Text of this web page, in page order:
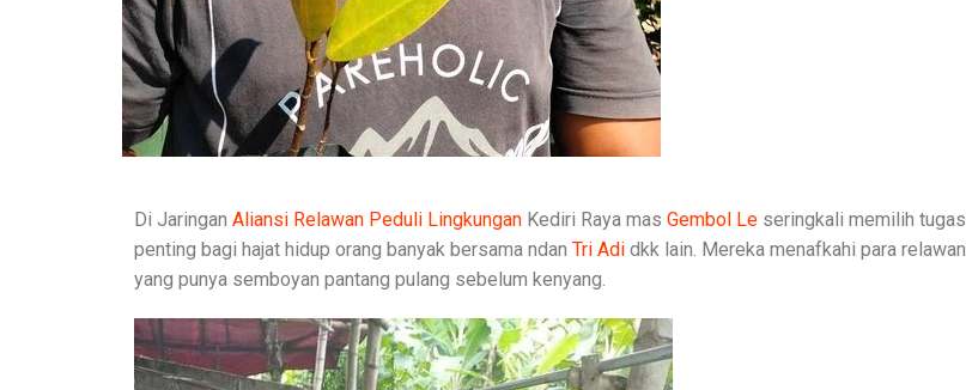
Di Jaringan Aliansi Relawan Peduli Lingkungan Kediri Raya mas Gembol Le seringkali memilih tugas
penting bagi hajat hidup orang banyak bersama ndan Tri Adi dkk lain. Mereka menafkahi para relawan
yang punya semboyan pantang pulang sebelum kenyang.